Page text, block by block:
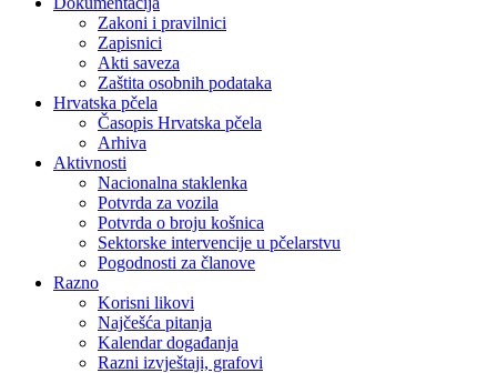
Zakoni i pravilnici
Zapisnici
Akti saveza
Zaštita osobnih podataka
Hrvatska pčela
Časopis Hrvatska pčela
Arhiva
Aktivnosti
Nacionalna staklenka
Potvrda za vozila
Potvrda o broju košnica
Sektorske intervencije u pčelarstvu
Pogodnosti za članove
Razno
Korisni likovi
Najčešća pitanja
Kalendar događanja
Razni izvještaji, grafovi